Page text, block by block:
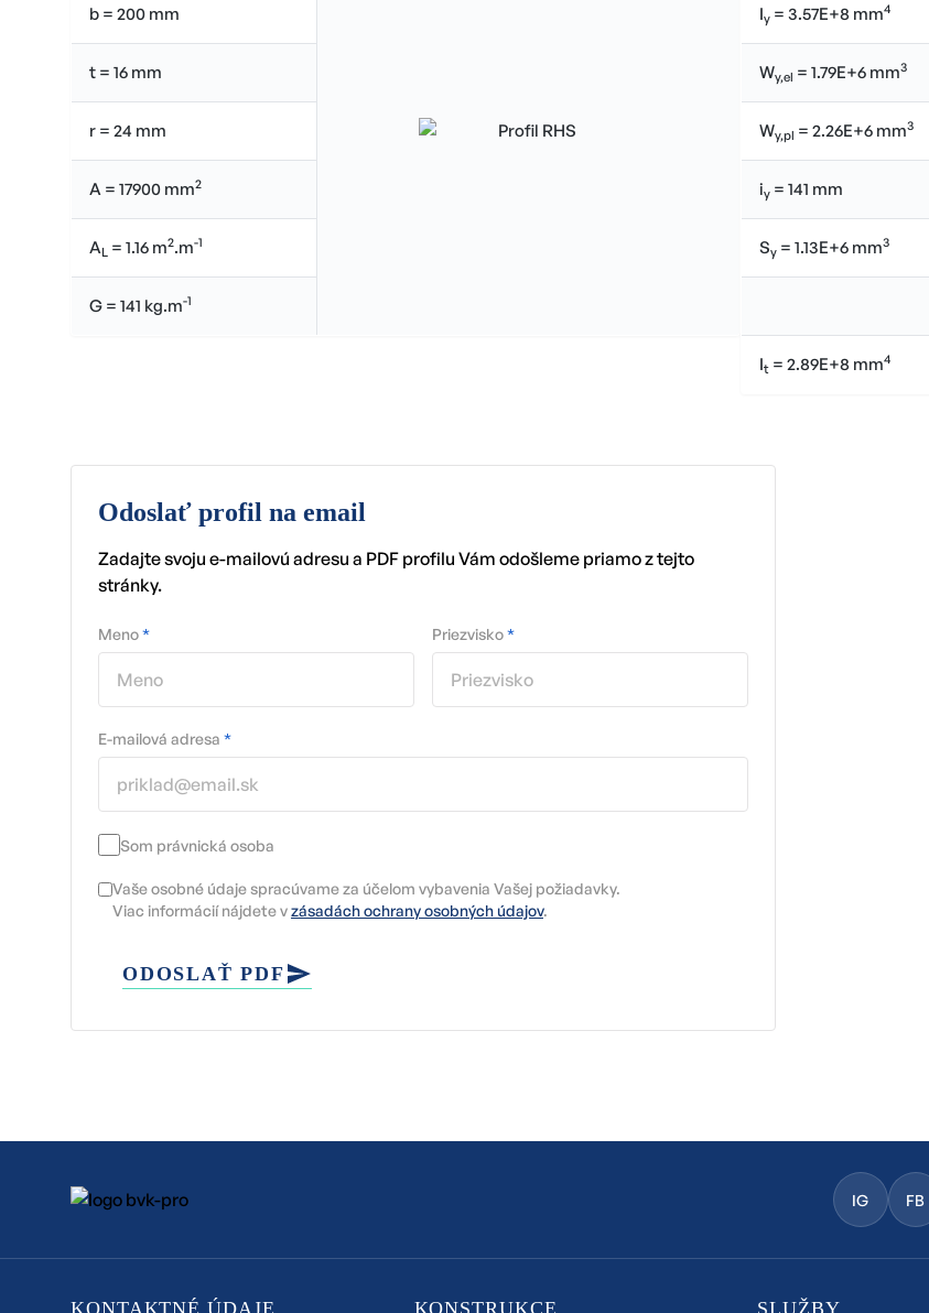
b = 200 mm
t = 16 mm
r = 24 mm
A = 17900 mm2
AL = 1.16 m2.m-1
G = 141 kg.m-1
Iy = 3.57E+8 mm4
Wy,el = 1.79E+6 mm3
Wy,pl = 2.26E+6 mm3
iy = 141 mm
Sy = 1.13E+6 mm3
It = 2.89E+8 mm4
Odoslať profil na email
Zadajte svoju e-mailovú adresu a PDF profilu Vám odošleme priamo z tejto
stránky.
Meno* Priezvisko*
E-mailová adresa *
Som právnická osoba
Vaše osobné údaje spracúvame za účelom vybavenia Vašej požiadavky.
Viac informácií nájdete vzásadách ochrany osobných údajov.
ODOSLAŤ PDF
IG FB
KONTAKTNÉ ÚDAJE KONSTRUKCE SLUŽBY